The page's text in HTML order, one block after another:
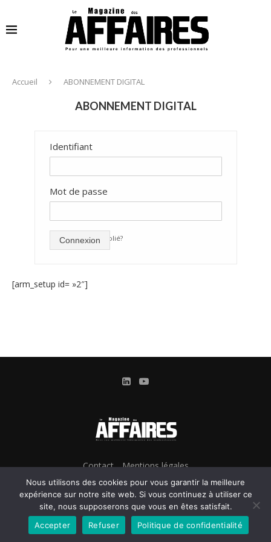
Accueil ABONNEMENT DIGITAL
ABONNEMENT DIGITAL
Identifiant
Mot de passe
mot de passe oublié?
Connexion
[arm_setup id= »2″]
Contact
Mentions légales
Conditions Générales d’Utilisation et d’Abonnement
Gestion des cookies
Confidentialité & Données personnelles
@2024 - Le Magazine des Affaires
Nous utilisons des cookies pour vous garantir la meilleure
expérience sur notre site web. Si vous continuez à utiliser ce
site, nous supposerons que vous en êtes satisfait.
Accepter
Refuser Politique de confidentialité